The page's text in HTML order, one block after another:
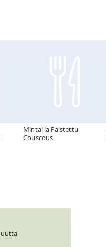
Mintai ja Paistettu
Couscous
uutta